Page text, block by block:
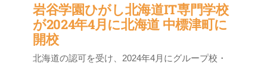
岩谷学園ひがし北海道IT専門学校
が2024年4月に北海道 中標津町に
開校
北海道の認可を受け、2024年4月にグループ校・